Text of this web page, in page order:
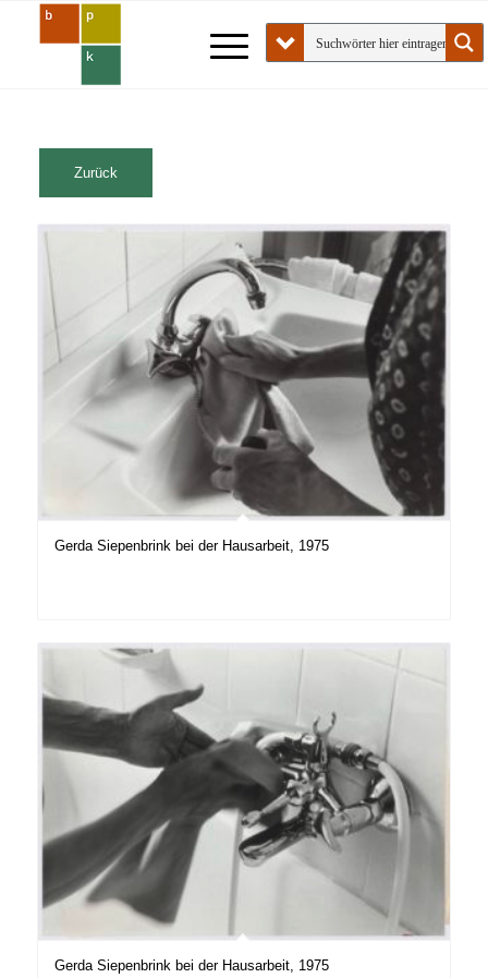
Gerda Siepenbrink bei der Hausarbeit, 1975
Gerda Siepenbrink bei der Hausarbeit, 1975